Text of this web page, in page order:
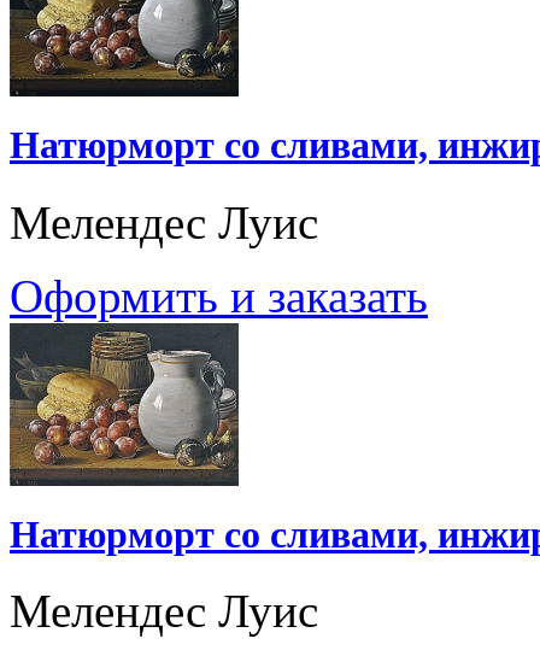
Натюрморт со сливами,
Мелендес Луис
Оформить и заказать
Натюрморт со сливами,
Мелендес Луис